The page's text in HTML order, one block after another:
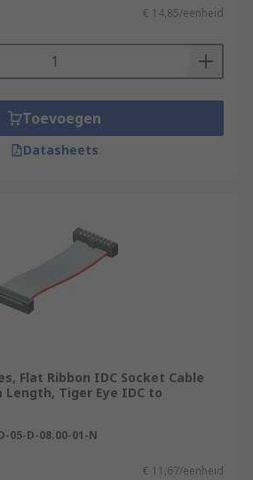
€ 14,85/eenheid
Toevoegen
Datasheets
Flat Ribbon IDC Socket Cable
Length, Tiger Eye IDC to
05-D-08.00-01-N
€ 11,67/eenheid